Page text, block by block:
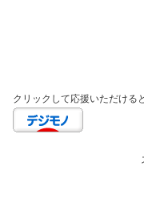
クリックして応援いただける